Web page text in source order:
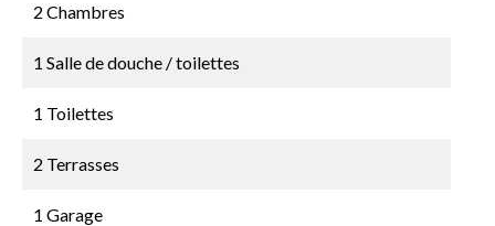
2 Chambres
1 Salle de douche / toilettes
1 Toilettes
2 Terrasses
1 Garage